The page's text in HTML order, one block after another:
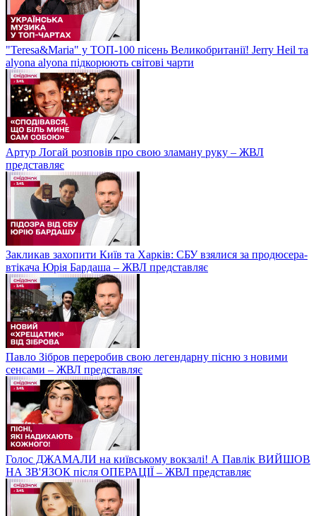
"Teresa&Maria" у ТОП-100 пісень Великобританії! Jerry Heil та
alyona alyona підкорюють світові чарти
Артур Логай розповів про свою зламану руку – ЖВЛ
представляє
Закликав захопити Київ та Харків: СБУ взялися за продюсера-
втікача Юрія Бардаша – ЖВЛ представляє
Павло Зібров переробив свою легендарну пісню з новими
сенсами – ЖВЛ представляє
Голос ДЖАМАЛИ на київському вокзалі! А Павлік ВИЙШОВ
НА ЗВ'ЯЗОК після ОПЕРАЦІЇ – ЖВЛ представляє